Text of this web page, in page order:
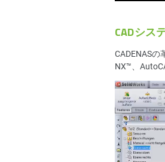
CADシス
CADENAS
NX™、